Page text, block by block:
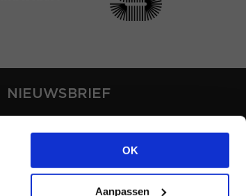
OK
Aanpassen
NIEUWSBRIEF
laatste nieuws via de